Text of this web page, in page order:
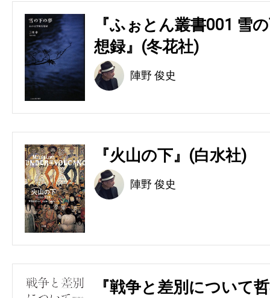
『ふぉとん叢書001 雪
想録』(冬花社)
陣野 俊史
『火山の下』(白水社)
陣野 俊史
『戦争と差別について